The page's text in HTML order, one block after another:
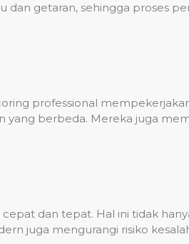
dan getaran, sehingga proses
professional
yang berbeda. Mereka juga
dan tepat. Hal ini tidak
juga mengurangi risiko